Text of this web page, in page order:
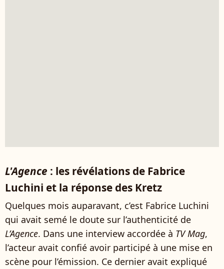
L'Agence : les révélations de Fabrice
Luchini et la réponse des Kretz
Quelques mois auparavant, c’est Fabrice Luchini
qui avait semé le doute sur l’authenticité de
L’Agence. Dans une interview accordée à TV Mag,
l’acteur avait confié avoir participé à une mise en
scène pour l’émission. Ce dernier avait expliqué